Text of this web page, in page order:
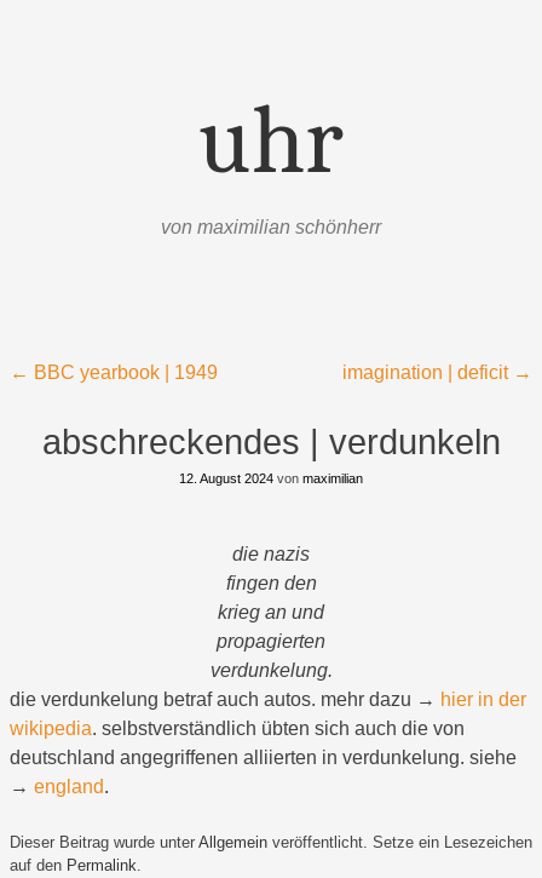
uhr
von maximilian schönherr
Beitragsnavigation
← BBC yearbook | 1949 imagination | deficit →
abschreckendes | verdunkeln
12. August 2024 von maximilian
die nazis
fingen den
krieg an und
propagierten
verdunkelung.
die verdunkelung betraf auch autos. mehr dazu → hier in der
wikipedia. selbstverständlich übten sich auch die von
deutschland angegriffenen alliierten in verdunkelung. siehe
→ england.
Dieser Beitrag wurde unter Allgemein veröffentlicht. Setze ein Lesezeichen
auf den Permalink.